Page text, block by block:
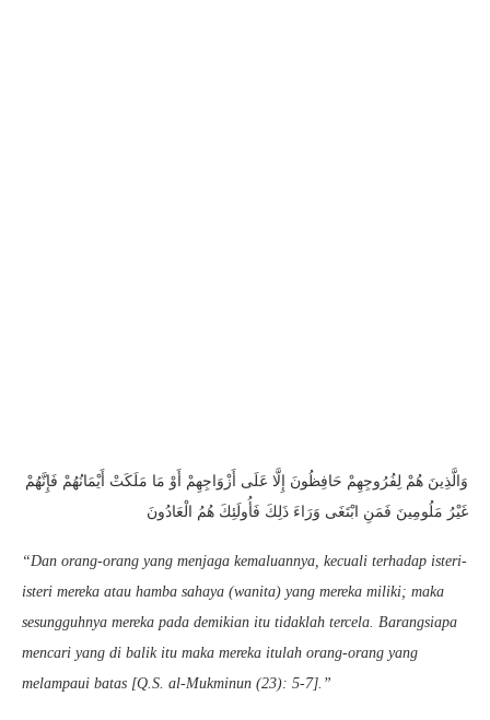
وَالَّذِينَ هُمْ لِفُرُوجِهِمْ حَافِظُونَ إِلَّا عَلَى أَزْوَاجِهِمْ أَوْ مَا مَلَكَتْ أَيْمَانُهُمْ فَإِنَّهُمْ
غَيْرُ مَلُومِينَ فَمَنِ ابْتَغَى وَرَاءَ ذَلِكَ فَأُولَئِكَ هُمُ الْعَادُونَ
“Dan orang-orang yang menjaga kemaluannya, kecuali terhadap isteri-
isteri mereka atau hamba sahaya (wanita) yang mereka miliki; maka
sesungguhnya mereka pada demikian itu tidaklah tercela. Barangsiapa
mencari yang di balik itu maka mereka itulah orang-orang yang
melampaui batas [Q.S. al-Mukminun (23): 5-7].”